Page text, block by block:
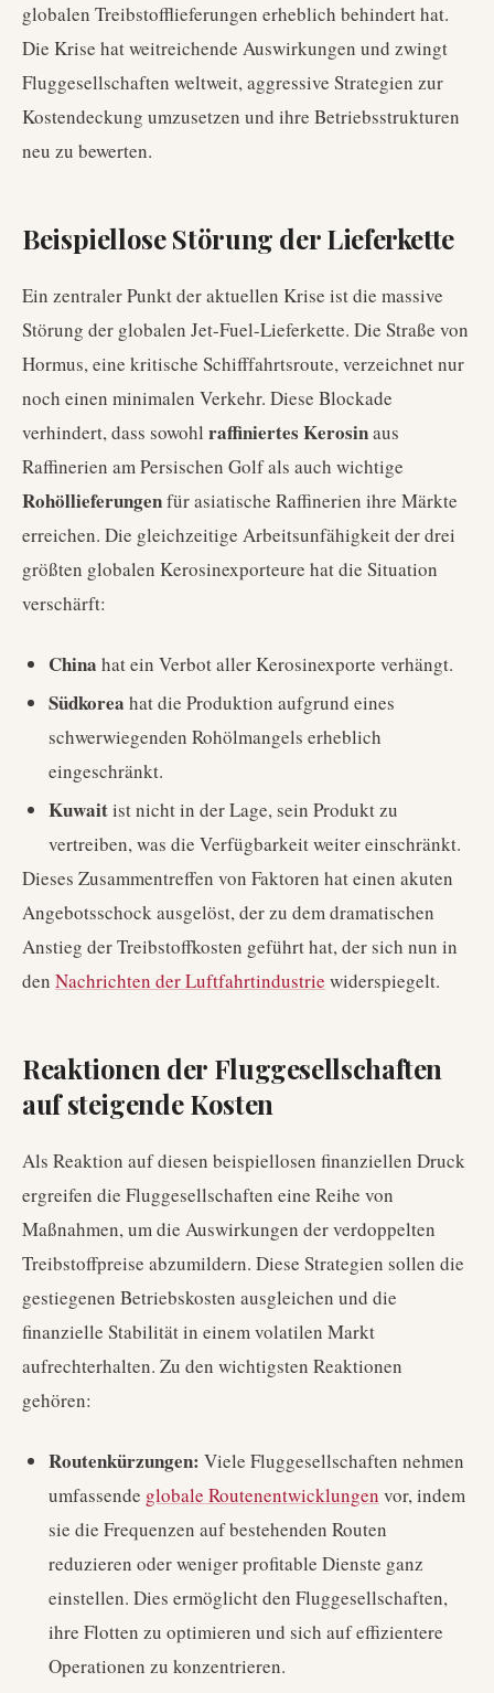
globalen Treibstofflieferungen erheblich behindert hat.
Die Krise hat weitreichende Auswirkungen und zwingt
Fluggesellschaften weltweit, aggressive Strategien zur
Kostendeckung umzusetzen und ihre Betriebsstrukturen
neu zu bewerten.
Beispiellose Störung der Lieferkette
Ein zentraler Punkt der aktuellen Krise ist die massive
Störung der globalen Jet-Fuel-Lieferkette. Die Straße von
Hormus, eine kritische Schifffahrtsroute, verzeichnet nur
noch einen minimalen Verkehr. Diese Blockade
verhindert, dass sowohl raffiniertes Kerosinaus
Raffinerien am Persischen Golf als auch wichtige
Rohöllieferungenfür asiatische Raffinerien ihre Märkte
erreichen. Die gleichzeitige Arbeitsunfähigkeit der drei
größten globalen Kerosinexporteure hat die Situation
verschärft:
China hat ein Verbot aller Kerosinexporte verhängt.
Südkorea hat die Produktion aufgrund eines
schwerwiegenden Rohölmangels erheblich
eingeschränkt.
Kuwaitist nicht in der Lage, sein Produkt zu
vertreiben, was die Verfügbarkeit weiter einschränkt.
Dieses Zusammentreffen von Faktoren hat einen akuten
Angebotsschock ausgelöst, der zu dem dramatischen
Anstieg der Treibstoffkosten geführt hat, der sich nun in
den Nachrichten der Luftfahrtindustrie widerspiegelt.
Reaktionen der Fluggesellschaften
auf steigende Kosten
Als Reaktion auf diesen beispiellosen finanziellen Druck
ergreifen die Fluggesellschaften eine Reihe von
Maßnahmen, um die Auswirkungen der verdoppelten
Treibstoffpreise abzumildern. Diese Strategien sollen die
gestiegenen Betriebskosten ausgleichen und die
finanzielle Stabilität in einem volatilen Markt
aufrechterhalten. Zu den wichtigsten Reaktionen
gehören:
Routenkürzungen: Viele Fluggesellschaften nehmen
umfassende globale Routenentwicklungen vor, indem
sie die Frequenzen auf bestehenden Routen
reduzieren oder weniger profitable Dienste ganz
einstellen. Dies ermöglicht den Fluggesellschaften,
ihre Flotten zu optimieren und sich auf effizientere
Operationen zu konzentrieren.